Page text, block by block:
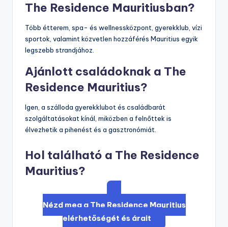
The Residence Mauritiusban?
Több étterem, spa- és wellnessközpont, gyerekklub, vízi
sportok, valamint közvetlen hozzáférés Mauritius egyik
legszebb strandjához.
Ajánlott családoknak a The
Residence Mauritius?
Igen, a szálloda gyerekklubot és családbarát
szolgáltatásokat kínál, miközben a felnőttek is
élvezhetik a pihenést és a gasztronómiát.
Hol található a The Residence
Mauritius?
Nézd meg a The Residence Mauritius
elérhetőségét és árait